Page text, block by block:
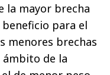
la mayor brecha
para el
menores brechas
ámbito de la